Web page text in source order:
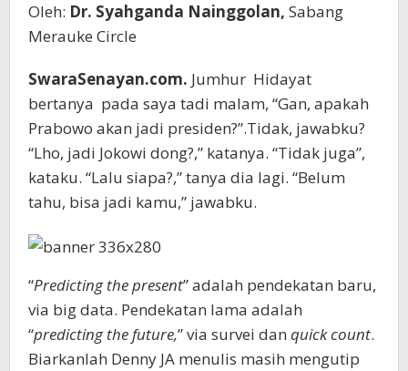
Oleh: Dr. Syahganda Nainggolan, Sabang
Merauke Circle
SwaraSenayan.com. Jumhur Hidayat
bertanya pada saya tadi malam, “Gan, apakah
Prabowo akan jadi presiden?”.Tidak, jawabku?
“Lho, jadi Jokowi dong?,” katanya. “Tidak juga”,
kataku. “Lalu siapa?,” tanya dia lagi. “Belum
tahu, bisa jadi kamu,” jawabku.
“Predicting the present” adalah pendekatan baru,
via big data. Pendekatan lama adalah
“predicting the future,” via survei dan quickcount.
Biarkanlah Denny JA menulis masih mengutip